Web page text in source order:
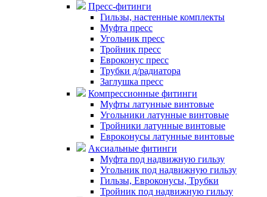
Пресс-фитинги
Гильзы, настенные комплекты
Муфта пресс
Угольник пресс
Тройник пресс
Евроконус пресс
Трубки д/радиатора
Заглушка пресс
Компрессионные фитинги
Муфты латунные винтовые
Угольники латунные винтовые
Тройники латунные винтовые
Евроконусы латунные винтовые
Аксиальные фитинги
Муфта под надвижную гильзу
Угольник под надвижную гильзу
Гильзы, Евроконусы, Трубки
Тройник под надвижную гильзу